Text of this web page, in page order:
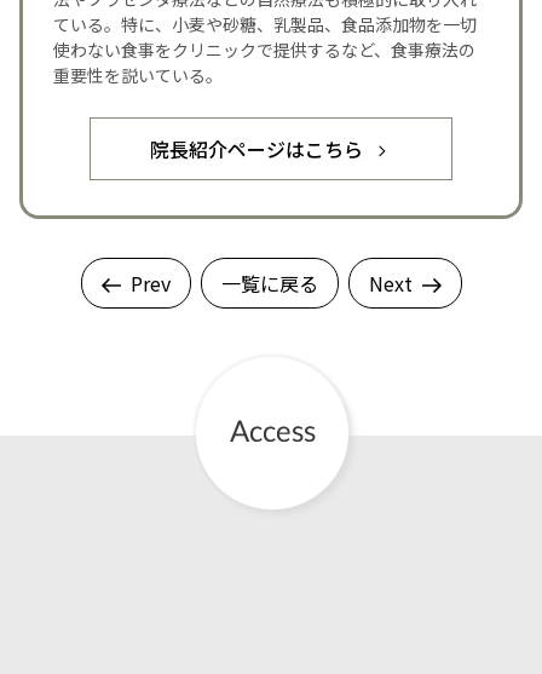
ている。特に、小麦や砂糖、乳製品、食品添加物を一切
使わない食事をクリニックで提供するなど、食事療法の
重要性を説いている。
院長紹介ページはこちら
Prev 一覧に戻る Next